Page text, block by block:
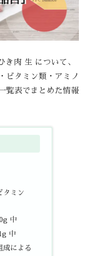
き肉 生 について、
ビタミン類・アミノ
覧表でまとめた情報
タミン
中
中
成による